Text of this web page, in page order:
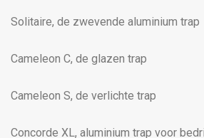
Solitaire, de zwevende aluminium trap
Cameleon C, de glazen trap
Cameleon S, de verlichte trap
Concorde XL, aluminium trap voor